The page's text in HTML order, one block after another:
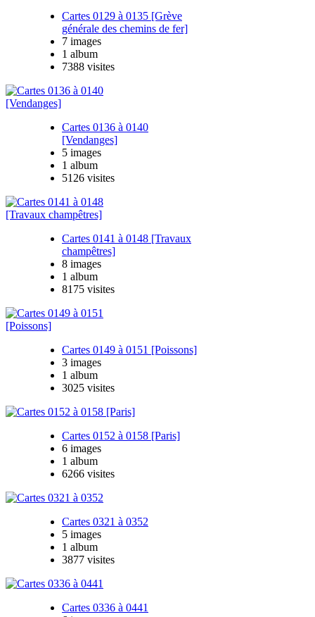
Cartes 0129 à 0135 [Grève
générale des chemins de fer]
7 images
1 album
7388 visites
Cartes 0136 à 0140
[Vendanges]
5 images
1 album
5126 visites
Cartes 0141 à 0148 [Travaux
champêtres]
8 images
1 album
8175 visites
Cartes 0149 à 0151 [Poissons]
3 images
1 album
3025 visites
Cartes 0152 à 0158 [Paris]
6 images
1 album
6266 visites
Cartes 0321 à 0352
5 images
1 album
3877 visites
Cartes 0336 à 0441